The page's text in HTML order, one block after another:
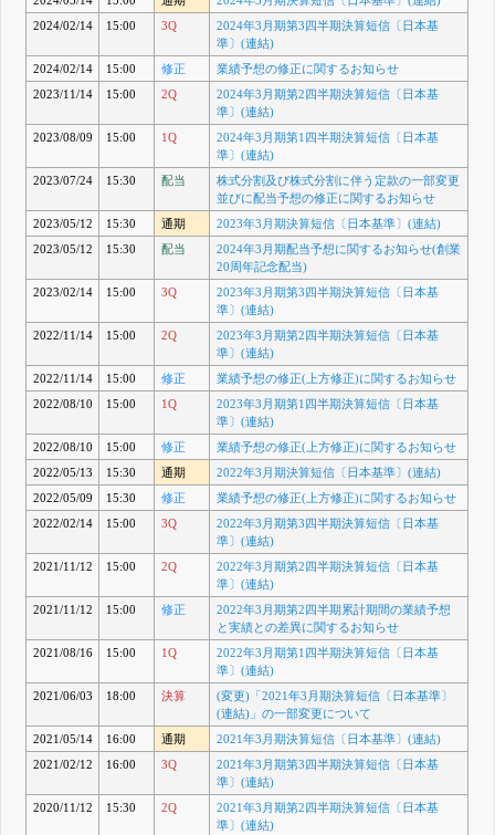
2024/02/14
15:00 3Q
2024年3月期第3四半期決算短信〔日本基
準〕(連結)
2024/02/14
15:00 修正
業績予想の修正に関するお知らせ
2023/11/14
15:00 2Q
2024年3月期第2四半期決算短信〔日本基
準〕(連結)
2023/08/09
15:00 1Q
2024年3月期第1四半期決算短信〔日本基
準〕(連結)
2023/07/24
15:30 配当
株式分割及び株式分割に伴う定款の一部変更
並びに配当予想の修正に関するお知らせ
2023/05/12
15:30 通期
2023年3月期決算短信〔日本基準〕(連結)
2023/05/12
15:30 配当
2024年3月期配当予想に関するお知らせ(創業
20周年記念配当)
2023/02/14
15:00 3Q
2023年3月期第3四半期決算短信〔日本基
準〕(連結)
2022/11/14
15:00 2Q
2023年3月期第2四半期決算短信〔日本基
準〕(連結)
2022/11/14
15:00 修正
業績予想の修正(上方修正)に関するお知らせ
2022/08/10
15:00 1Q
2023年3月期第1四半期決算短信〔日本基
準〕(連結)
2022/08/10
15:00 修正
業績予想の修正(上方修正)に関するお知らせ
2022/05/13
15:30 通期
2022年3月期決算短信〔日本基準〕(連結)
2022/05/09
15:30 修正
業績予想の修正(上方修正)に関するお知らせ
2022/02/14
15:00 3Q
2022年3月期第3四半期決算短信〔日本基
準〕(連結)
2021/11/12
15:00 2Q
2022年3月期第2四半期決算短信〔日本基
準〕(連結)
2021/11/12
15:00 修正
2022年3月期第2四半期累計期間の業績予想
と実績との差異に関するお知らせ
2021/08/16
15:00 1Q
2022年3月期第1四半期決算短信〔日本基
準〕(連結)
2021/06/03
18:00 決算
(変更)「2021年3月期決算短信〔日本基準〕
(連結)」の一部変更について
2021/05/14
16:00 通期
2021年3月期決算短信〔日本基準〕(連結)
2021/02/12
16:00 3Q
2021年3月期第3四半期決算短信〔日本基
準〕(連結)
2020/11/12
15:30 2Q
2021年3月期第2四半期決算短信〔日本基
準〕(連結)